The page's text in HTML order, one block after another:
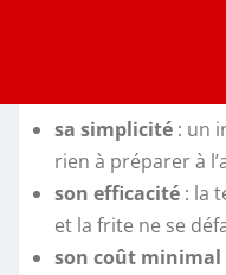
sa simplicité : un
rien à préparer à
son efficacité : la
et la frite ne se
son coût minimal